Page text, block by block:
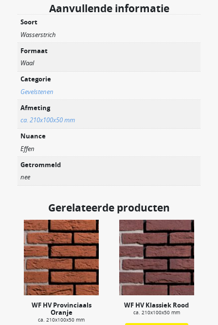
Aanvullende informatie
Soort
Wasserstrich
Formaat
Waal
Categorie
Gevelstenen
Afmeting
ca. 210x100x50 mm
Nuance
Effen
Getrommeld
nee
Gerelateerde producten
WF HV Provinciaals
Oranje
ca. 210x100x50 mm
WF HV Klassiek Rood
ca. 210x100x50 mm